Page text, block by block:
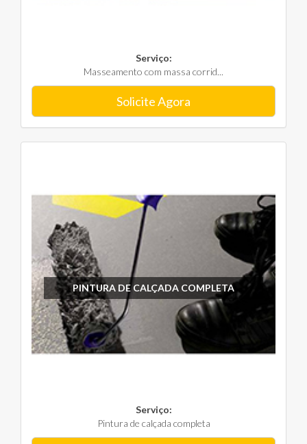
Serviço:
Masseamento com massa corrid...
Solicite Agora
PINTURA DE CALÇADA COMPLETA
Serviço:
Pintura de calçada completa